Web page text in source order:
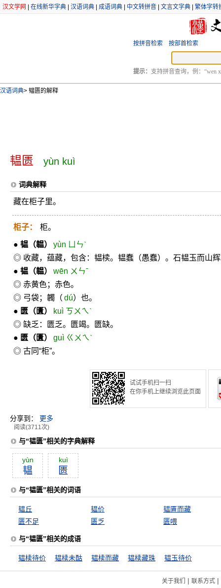
汉文学网 在线新华字典 汉语词典 成语词典 中文转拼音 文言文字典 繁体字转
按拼音检索 按部首检索
提示： 支持拼音查询，例：“wen
汉语词典> 韫匮的解释
韫匮 yùn kuì
词典解释
藏在柜子里。
柜子： 柜。
● 韫 （韞）
yùn ㄩㄣˋ
◎ 收藏，蕴藏，包含：韫椟。韫蠢（愚蠢）。石韫玉而山
● 韫 （韞）
wēn ㄨㄣˉ
◎ 赤黄色；赤色。
◎ 弓袋；韣（ dú）也。
● 匮 （匱）
kuì ㄎㄨㄟˋ
◎ 缺乏：匮乏。匮竭。匮缺。
● 匮 （匱）
guì ㄍㄨㄟˋ
◎ 古同“柜”。
试试手机扫一扫
在你手机上继续浏览此页面
分享到： 更多
阅读(3711次)
与“韫匮”相关的字典解释
yùn
韫
kuì
匮
与“韫匮”相关的词语
韫丘 韫价
韫匵而藏
匮不足
匮乏 匮喂
与“韫匮”相关的成语
韫椟待价 韫椟未酤 韫椟而藏 韫椟藏珠 韫玉待价
关于我们 | 联系方式|